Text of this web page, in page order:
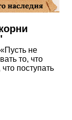
не
то, что
поступать